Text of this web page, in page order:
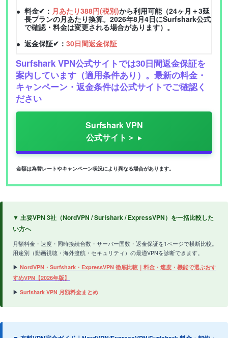
料金✔： 月あたり388円(税別)から利用可能（24ヶ月＋3延
長プランの月あたり換算。2026年8月4日にSurfshark公式
で確認・料金は変更される場合があります）。
返金保証✔： 30日間返金保証
Surfshark VPN公式サイトでは30日間返金保証を
案内しています（適用条件あり）。最新の料金・
キャンペーン・返金条件は公式サイトでご確認く
ださい
Surfshark VPN
公式サイト＞
金額は為替レートやキャンペーン状況により異なる場合があります。
▼ 主要VPN 3社（NordVPN / Surfshark / ExpressVPN）を一括比較した
い方へ
月額料金・速度・同時接続台数・サーバー国数・返金保証を1ページで横断比較。
用途別（動画視聴・海外渡航・セキュリティ）の最適VPNを診断できます。
▶ NordVPN・Surfshark・ExpressVPN 徹底比較｜料金・速度・機能で選ぶおす
すめVPN【2026年版】
▶ Surfshark VPN 月額料金まとめ